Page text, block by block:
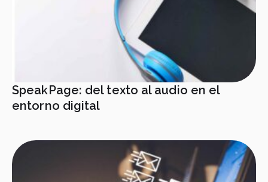
SpeakPage: del texto al audio en el
entorno digital